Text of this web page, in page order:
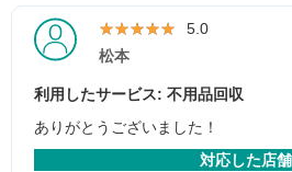
★★★★★
★★★★★ 5.0
松本
利用したサービス: 不用品回収
ありがとうございました！
対応した店舗